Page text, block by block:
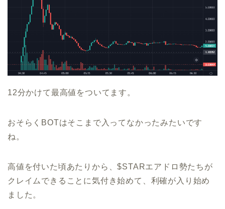
12分かけて最高値をついてます。
おそらくBOTはそこまで入ってなかったみたいです
ね。
高値を付いた頃あたりから、$STARエアドロ勢たちが
クレイムできることに気付き始めて、利確が入り始め
ました。